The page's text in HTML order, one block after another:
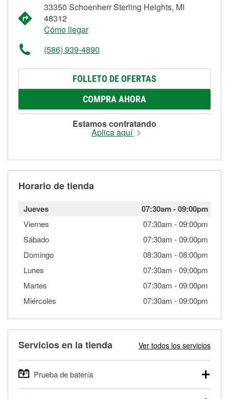
33350 Schoenherr Sterling Heights, MI
48312
Cómo llegar
(586) 939-4890
FOLLETO DE OFERTAS
COMPRA AHORA
Estamos contratando
Aplica aquí
Horario de tienda
Jueves 07:30am-09:00pm
Viernes 07:30am -09:00pm
Sábado
07:30am -09:00pm
Domingo
08:30am -08:00pm
Lunes
07:30am -09:00pm
Martes
07:30am -09:00pm
Miércoles
07:30am -09:00pm
Servicios en la tienda Ver todos los servicios
Prueba de batería